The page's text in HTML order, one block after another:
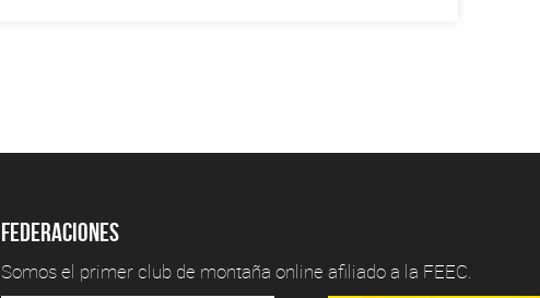
Federaciones
Somos el primer club de montaña online afiliado a la FEEC.